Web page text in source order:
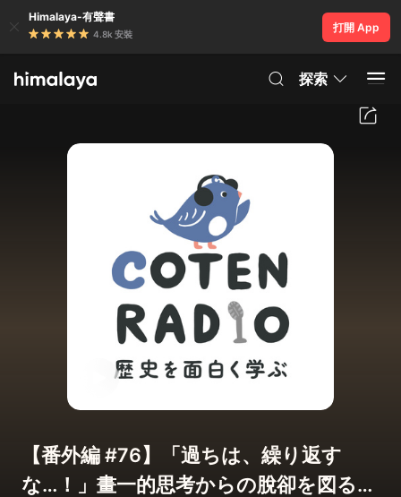
Himalaya-有聲書
4.8k 安裝
打開 App
探索
【番外編 #76】「過ちは、繰り返す
な…！」畫一的思考からの脫卻を図る僕